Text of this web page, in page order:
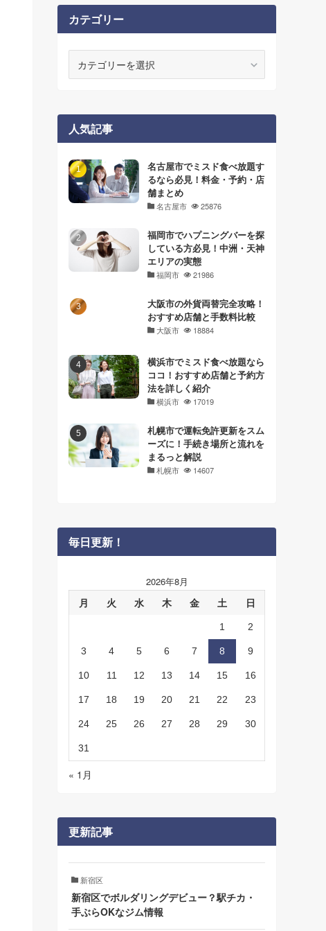
カテゴリー
ー
人気記事
名古屋市でミスド食べ放題す
るなら必見！料金・予約・店
舗まとめ
名古屋市 25876
福岡市でハプニングバーを探
している方必見！中洲・天神
エリアの実態
福岡市 21986
大阪市の外貨両替完全攻略！
おすすめ店舗と手数料比較
大阪市 18884
横浜市でミスド食べ放題なら
ココ！おすすめ店舗と予約方
法を詳しく紹介
横浜市 17019
札幌市で運転免許更新をスム
ーズに！手続き場所と流れを
まるっと解説
札幌市 14607
毎日更新！
2026年8月
月 火 水 木 金 土 日
1 2
3 4 5 6 7 8 9
10 11 12 13 14 15 16
17 18 19 20 21 22 23
24 25 26 27 28 29 30
31
« 1月
更新記事
新宿区
新宿区でボルダリングデビュー？駅チカ・
手ぶらOKなジム情報